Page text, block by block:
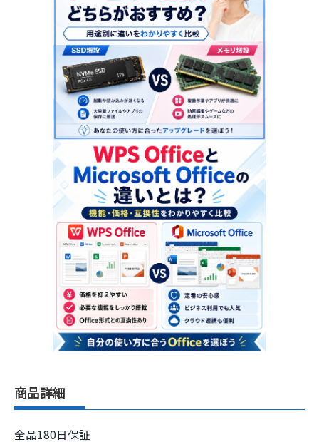
商品詳細
全品180日保証